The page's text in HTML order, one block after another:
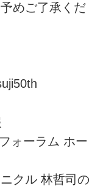
めご了承くだ
ォーラム ホー
クル 林哲司の